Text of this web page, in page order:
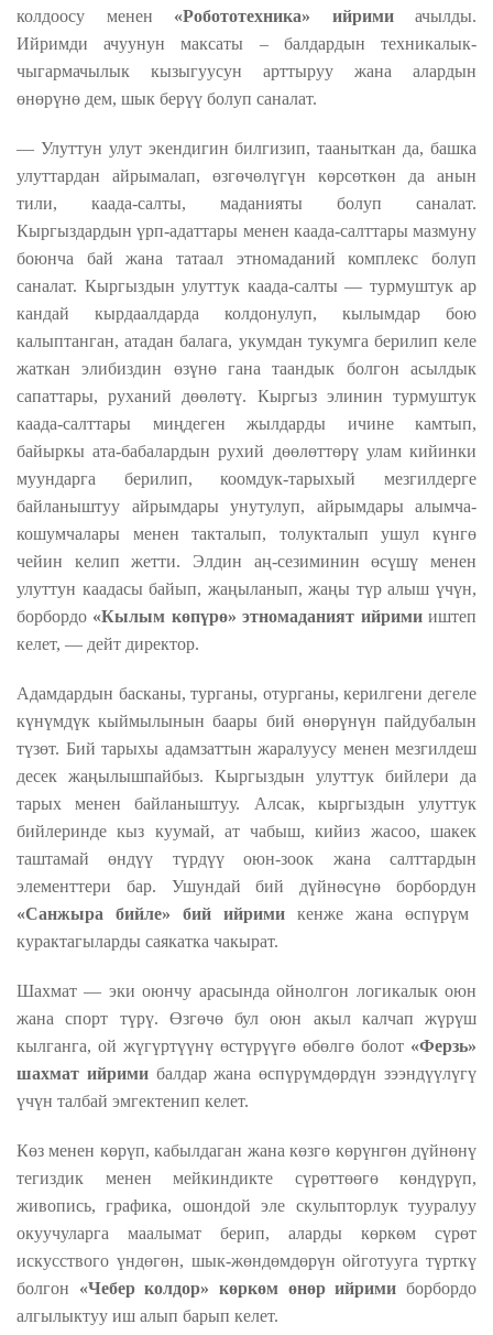
колдоосу менен «Робототехника» ийрими ачылды.
Ийримди ачуунун максаты – балдардын техникалык-
чыгармачылык кызыгуусун арттыруу жана алардын
өнөрүнө дем, шык берүү болуп саналат.
— Улуттун улут экендигин билгизип, тааныткан да, башка
улуттардан айрымалап, өзгөчөлүгүн көрсөткөн да анын
тили, каада-салты, маданияты болуп саналат.
Кыргыздардын үрп-адаттары менен каада-салттары мазмуну
боюнча бай жана татаал этномаданий комплекс болуп
саналат. Кыргыздын улуттук каада-салты — турмуштук ар
кандай кырдаалдарда колдонулуп, кылымдар бою
калыптанган, атадан балага, укумдан тукумга берилип келе
жаткан элибиздин өзүнө гана таандык болгон асылдык
сапаттары, руханий дөөлөтү. Кыргыз элинин турмуштук
каада-салттары миңдеген жылдарды ичине камтып,
байыркы ата-бабалардын рухий дөөлөттөрү улам кийинки
муундарга берилип, коомдук-тарыхый мезгилдерге
байланыштуу айрымдары унутулуп, айрымдары алымча-
кошумчалары менен такталып, толукталып ушул күнгө
чейин келип жетти. Элдин аң-сезиминин өсүшү менен
улуттун каадасы байып, жаңыланып, жаңы түр алыш үчүн,
борбордо «Кылым көпүрө» этномаданият ийримииштеп
келет, — дейт директор.
Адамдардын басканы, турганы, отурганы, керилгени дегеле
күнүмдүк кыймылынын баары бий өнөрүнүн пайдубалын
түзөт. Бий тарыхы адамзаттын жаралуусу менен мезгилдеш
десек жаңылышпайбыз. Кыргыздын улуттук бийлери да
тарых менен байланыштуу. Алсак, кыргыздын улуттук
бийлеринде кыз куумай, ат чабыш, кийиз жасоо, шакек
таштамай өндүү түрдүү оюн-зоок жана салттардын
элементтери бар. Ушундай бий дүйнөсүнө борбордун
«Санжыра бийле» бий ийрими кенже жана өспүрүм
курактагыларды саякатка чакырат.
Шахмат — эки оюнчу арасында ойнолгон логикалык оюн
жана спорт түрү. Өзгөчө бул оюн акыл калчап жүрүш
кылганга, ой жүгүртүүнү өстүрүүгө өбөлгө болот «Ферзь»
шахмат ийрими балдар жана өспүрүмдөрдүн зээндүүлүгү
үчүн талбай эмгектенип келет.
Көз менен көрүп, кабылдаган жана көзгө көрүнгөн дүйнөнү
тегиздик менен мейкиндикте сүрөттөөгө көндүрүп,
живопись, графика, ошондой эле скульпторлук тууралуу
окуучуларга маалымат берип, аларды көркөм сүрөт
искусствого үндөгөн, шык-жөндөмдөрүн ойготууга түрткү
болгон «Чебер колдор» көркөм өнөр ийрими борбордо
алгылыктуу иш алып барып келет.